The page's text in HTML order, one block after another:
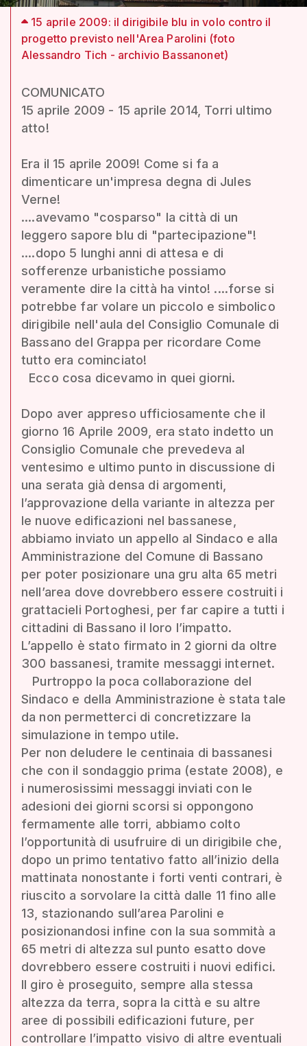
15 aprile 2009: il dirigibile blu in volo contro il
progetto previsto nell'Area Parolini (foto
Alessandro Tich - archivio Bassanonet)
COMUNICATO
15 aprile 2009 - 15 aprile 2014, Torri ultimo
atto!
Era il 15 aprile 2009! Come si fa a
dimenticare un'impresa degna di Jules
Verne!
....avevamo "cosparso" la città di un
leggero sapore blu di "partecipazione"!
....dopo 5 lunghi anni di attesa e di
sofferenze urbanistiche possiamo
veramente dire la città ha vinto! ....forse si
potrebbe far volare un piccolo e simbolico
dirigibile nell'aula del Consiglio Comunale di
Bassano del Grappa per ricordare Come
tutto era cominciato!
Ecco cosa dicevamo in quei giorni.
Dopo aver appreso ufficiosamente che il
giorno 16 Aprile 2009, era stato indetto un
Consiglio Comunale che prevedeva al
ventesimo e ultimo punto in discussione di
una serata già densa di argomenti,
l’approvazione della variante in altezza per
le nuove edificazioni nel bassanese,
abbiamo inviato un appello al Sindaco e alla
Amministrazione del Comune di Bassano
per poter posizionare una gru alta 65 metri
nell’area dove dovrebbero essere costruiti i
grattacieli Portoghesi, per far capire a tutti i
cittadini di Bassano il loro l’impatto.
L’appello è stato firmato in 2 giorni da oltre
300 bassanesi, tramite messaggi internet.
Purtroppo la poca collaborazione del
Sindaco e della Amministrazione è stata tale
da non permetterci di concretizzare la
simulazione in tempo utile.
Per non deludere le centinaia di bassanesi
che con il sondaggio prima (estate 2008), e
i numerosissimi messaggi inviati con le
adesioni dei giorni scorsi si oppongono
fermamente alle torri, abbiamo colto
l’opportunità di usufruire di un dirigibile che,
dopo un primo tentativo fatto all’inizio della
mattinata nonostante i forti venti contrari, è
riuscito a sorvolare la città dalle 11 fino alle
13, stazionando sull’area Parolini e
posizionandosi infine con la sua sommità a
65 metri di altezza sul punto esatto dove
dovrebbero essere costruiti i nuovi edifici.
Il giro è proseguito, sempre alla stessa
altezza da terra, sopra la città e su altre
aree di possibili edificazioni future, per
controllare l’impatto visivo di altre eventuali